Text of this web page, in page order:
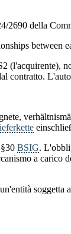
2690 della
between
(l'acquirente),
contratto.
BSIG.
a